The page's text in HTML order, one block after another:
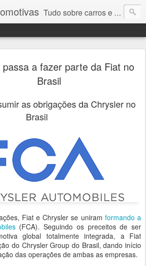
Tudo sobre carros e motores
passa a fazer parte da Fiat no
Brasil
as obrigações da Chrysler no
Brasil
Fiat e Chrysler se uniram formando a
(FCA). Seguindo os preceitos de ser
global totalmente integrada, a Fiat
do Chrysler Group do Brasil, dando início
das operações de ambas as empresas.